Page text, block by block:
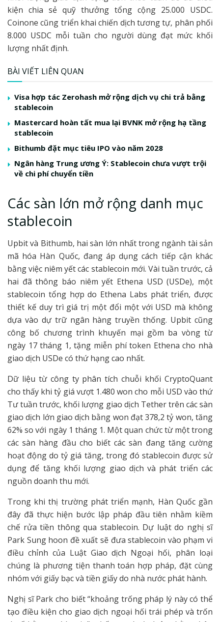
kiện chia sẻ quỹ thưởng tổng cộng 25.000 USDC.
Coinone cũng triển khai chiến dịch tương tự, phân phối
8.000 USDC mỗi tuần cho người dùng đạt mức khối
lượng nhất định.
BÀI VIẾT LIÊN QUAN
Visa hợp tác Zerohash mở rộng dịch vụ chi trả bằng
stablecoin
Mastercard hoàn tất mua lại BVNK mở rộng hạ tầng
stablecoin
Bithumb đặt mục tiêu IPO vào năm 2028
Ngân hàng Trung ương Ý: Stablecoin chưa vượt trội
về chi phí chuyển tiền
Các sàn lớn mở rộng danh mục
stablecoin
Upbit và Bithumb, hai sàn lớn nhất trong ngành tài sản
mã hóa Hàn Quốc, đang áp dụng cách tiếp cận khác
bằng việc niêm yết các stablecoin mới. Vài tuần trước, cả
hai đã thông báo niêm yết Ethena USD (USDe), một
stablecoin tổng hợp do Ethena Labs phát triển, được
thiết kế duy trì giá trị một đổi một với USD mà không
dựa vào dự trữ ngân hàng truyền thống. Upbit cũng
công bố chương trình khuyến mại gồm ba vòng từ
ngày 17 tháng 1, tặng miễn phí token Ethena cho nhà
giao dịch USDe có thứ hạng cao nhất.
Dữ liệu từ công ty phân tích chuỗi khối CryptoQuant
cho thấy khi tỷ giá vượt 1.480 won cho mỗi USD vào thứ
Tư tuần trước, khối lượng giao dịch Tether trên các sàn
giao dịch lớn giao dịch bằng won đạt 378,2 tỷ won, tăng
62% so với ngày 1 tháng 1. Một quan chức từ một trong
các sàn hàng đầu cho biết các sàn đang tăng cường
hoạt động do tỷ giá tăng, trong đó stablecoin được sử
dụng để tăng khối lượng giao dịch và phát triển các
nguồn doanh thu mới.
Trong khi thị trường phát triển mạnh, Hàn Quốc gần
đây đã thực hiện bước lập pháp đầu tiên nhằm kiềm
chế rửa tiền thông qua stablecoin. Dự luật do nghị sĩ
Park Sung hoon đề xuất sẽ đưa stablecoin vào phạm vi
điều chỉnh của Luật Giao dịch Ngoại hối, phân loại
chúng là phương tiện thanh toán hợp pháp, đặt cùng
nhóm với giấy bạc và tiền giấy do nhà nước phát hành.
Nghị sĩ Park cho biết “khoảng trống pháp lý này có thể
tạo điều kiện cho giao dịch ngoại hối trái phép và trốn